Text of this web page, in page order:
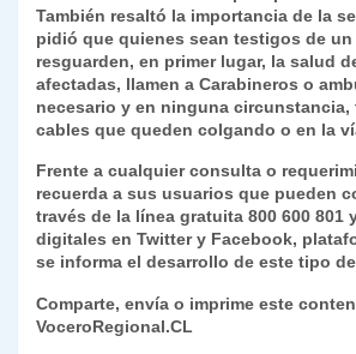
También resaltó la importancia de la
pidió que quienes sean testigos de
resguarden, en primer lugar, la salud
afectadas, llamen a Carabineros o
necesario y en ninguna circunstancia,
cables que queden colgando o en la
Frente a cualquier consulta o
recuerda a sus usuarios que pueden
través de la línea gratuita 800 600 801
digitales en Twitter y Facebook,
se informa el desarrollo de este tipo
Comparte, envía o imprime este
VoceroRegional.CL